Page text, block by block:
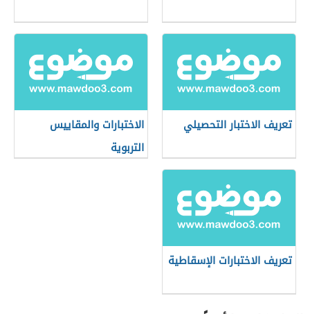
تعريف الاختبار التحصيلي
الاختبارات والمقاييس
التربوية
تعريف الاختبارات الإسقاطية